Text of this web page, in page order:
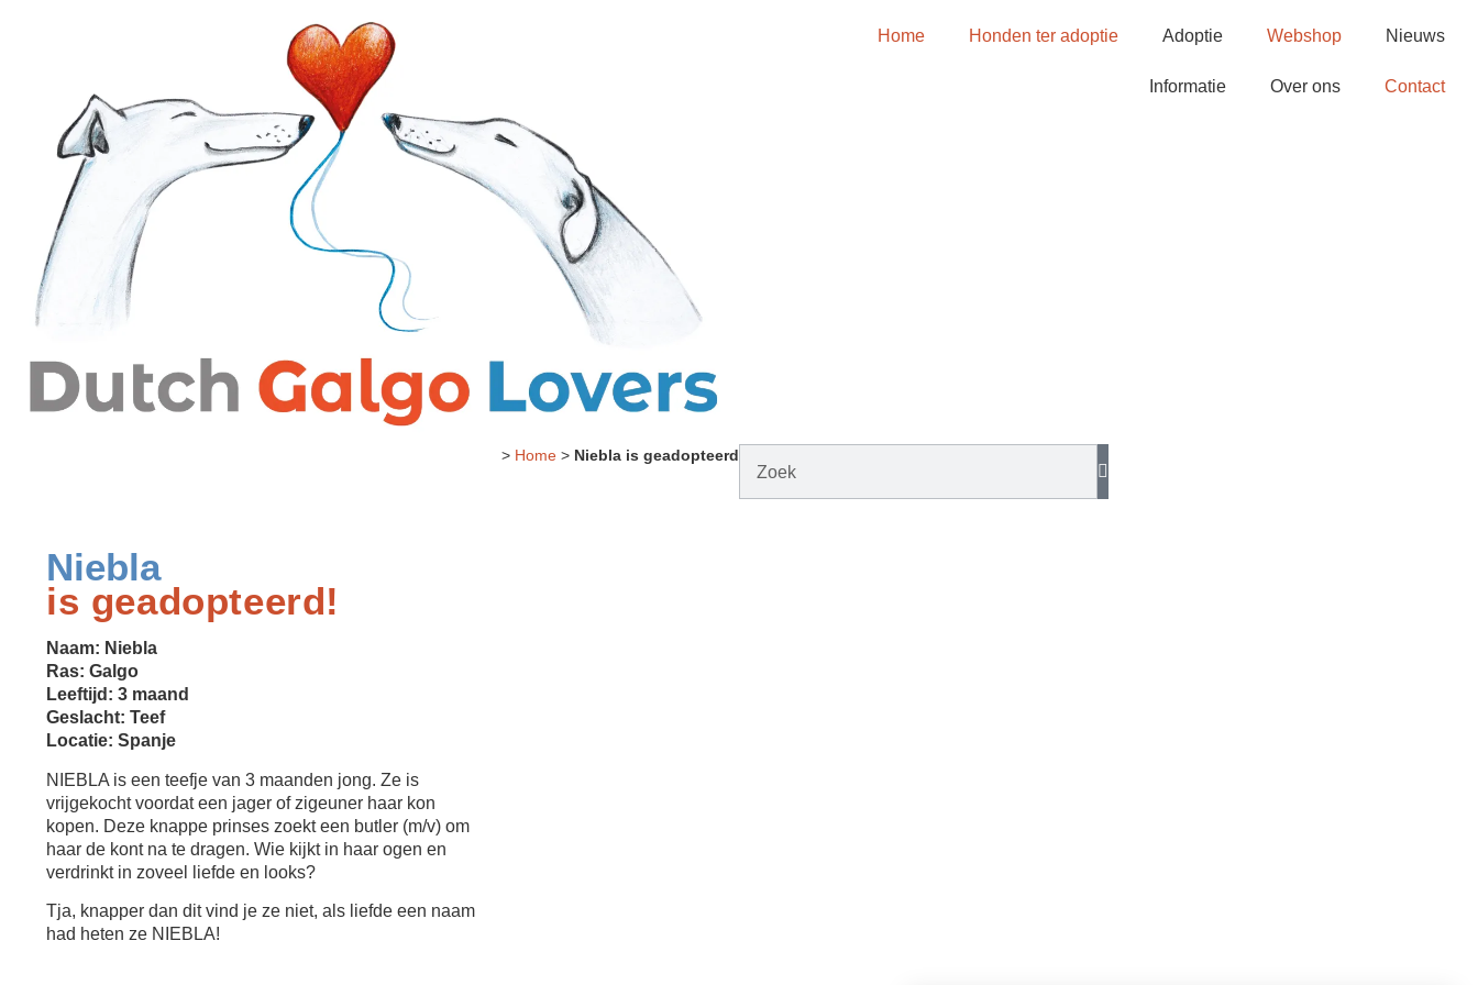
Home Honden ter adoptie Adoptie Webshop Nieuws
Informatie Over ons Contact
> Home > Niebla is geadopteerd
Niebla
is geadopteerd!
Naam: Niebla
Ras: Galgo
Leeftijd: 3 maand
Geslacht: Teef
Locatie: Spanje
NIEBLA is een teefje van 3 maanden jong. Ze is
vrijgekocht voordat een jager of zigeuner haar kon
kopen. Deze knappe prinses zoekt een butler (m/v) om
haar de kont na te dragen. Wie kijkt in haar ogen en
verdrinkt in zoveel liefde en looks?
Tja, knapper dan dit vind je ze niet, als liefde een naam
had heten ze NIEBLA!